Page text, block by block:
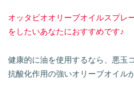
オッタビオオリーブオイルスプレ
をしたいあなたにおすすめです♪
健康的に油を使用するなら、悪玉
抗酸化作用の強いオリーブオイル